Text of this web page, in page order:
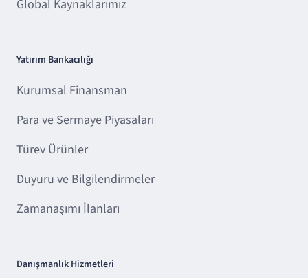
Global Kaynaklarımız
Yatırım Bankacılığı
Kurumsal Finansman
Para ve Sermaye Piyasaları
Türev Ürünler
Duyuru ve Bilgilendirmeler
Zamanaşımı İlanları
Danışmanlık Hizmetleri